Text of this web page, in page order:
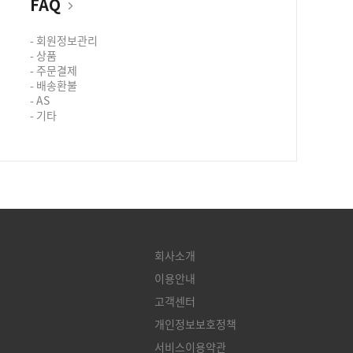
- 회원정보관리
- 상품
- 주문결제
- 배송환불
- AS
- 기타
회사소개
이용안내
고객센터
개인정보보호정책
서비스이용약관